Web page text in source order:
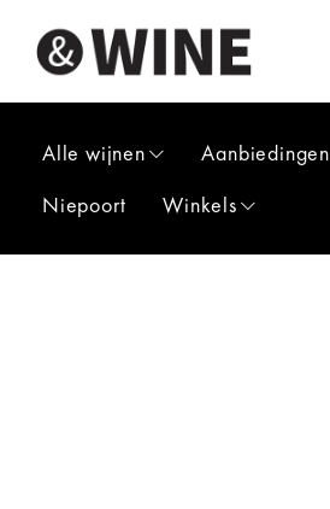
Alle wijnen Aanbiedingen
Niepoort
Winkels